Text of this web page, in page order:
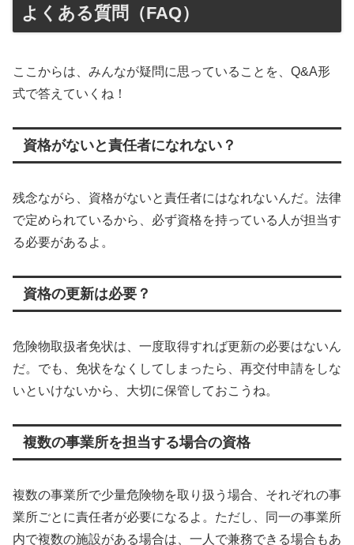
よくある質問（FAQ）
ここからは、みんなが疑問に思っていることを、Q&A形
式で答えていくね！
資格がないと責任者になれない？
残念ながら、資格がないと責任者にはなれないんだ。法律
で定められているから、必ず資格を持っている人が担当す
る必要があるよ。
資格の更新は必要？
危険物取扱者免状は、一度取得すれば更新の必要はないん
だ。でも、免状をなくしてしまったら、再交付申請をしな
いといけないから、大切に保管しておこうね。
複数の事業所を担当する場合の資格
複数の事業所で少量危険物を取り扱う場合、それぞれの事
業所ごとに責任者が必要になるよ。ただし、同一の事業所
内で複数の施設がある場合は、一人で兼務できる場合もあ